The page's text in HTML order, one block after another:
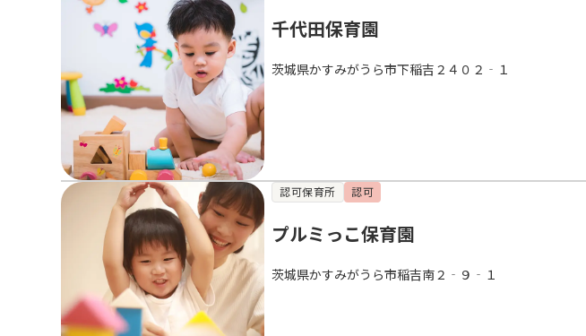
千代田保育園
茨城県かすみがうら市下稲吉２４０２‐１
認可保育所 認可
プルミっこ保育園
茨城県かすみがうら市稲吉南２‐９‐１